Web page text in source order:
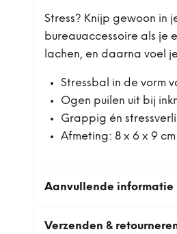
Stress? Knijp gewoon in
bureauaccessoire als je
lachen, en daarna voel
Stressbal in de vorm
Ogen puilen uit bij
Grappig én
Afmeting: 8 x 6 x 9 cm
Aanvullende informatie
Verzenden &